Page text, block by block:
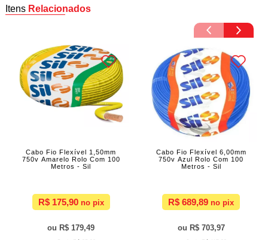
Itens Relacionados
Cabo Fio Flexível 1,50mm
750v Amarelo Rolo Com 100
Metros - Sil
R$ 175,90
R$ 179,49
Cabo Fio Flexível 6,00mm
750v Azul Rolo Com 100
Metros - Sil
R$ 689,89
R$ 703,97